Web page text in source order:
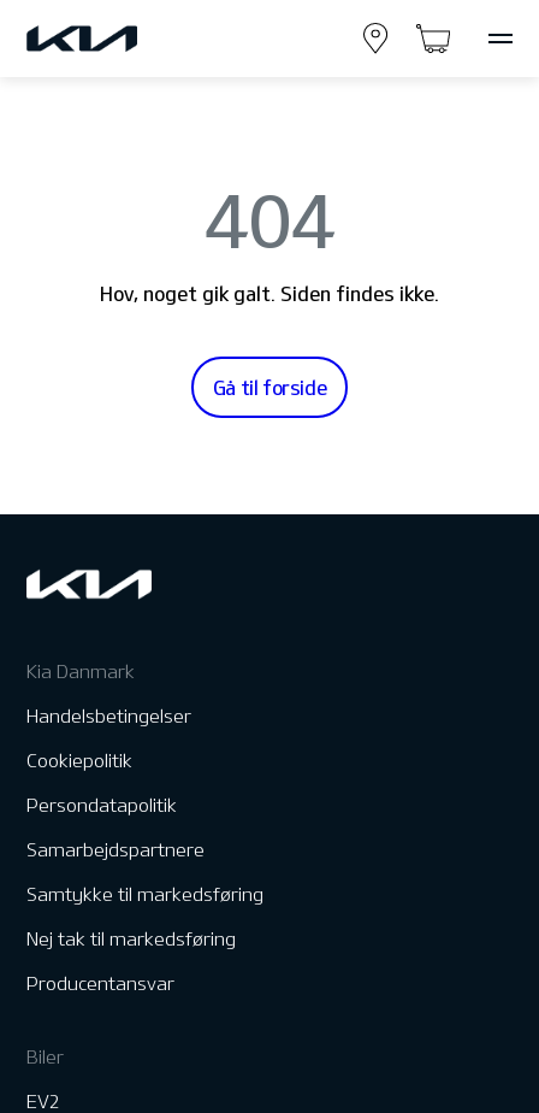
404
Hov, noget gik galt. Siden findes ikke.
Gå til forside
Kia Danmark
Handelsbetingelser
Cookiepolitik
Persondatapolitik
Samarbejdspartnere
Samtykke til markedsføring
Nej tak til markedsføring
Producentansvar
Biler
EV2